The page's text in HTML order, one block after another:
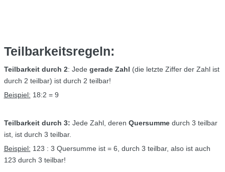
Teilbarkeitsregeln:
Teilbarkeit durch 2: Jede gerade Zahl (die letzte Ziffer der Zahl ist
durch 2 teilbar) ist durch 2 teilbar!
Beispiel: 18:2 = 9
Teilbarkeit durch 3: Jede Zahl, deren Quersummedurch 3 teilbar
ist, ist durch 3 teilbar.
Beispiel: 123 : 3 Quersumme ist = 6, durch 3 teilbar, also ist auch
123 durch 3 teilbar!